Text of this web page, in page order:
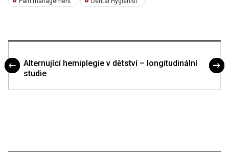
Alternující hemiplegie v dětství – longitudinální
studie